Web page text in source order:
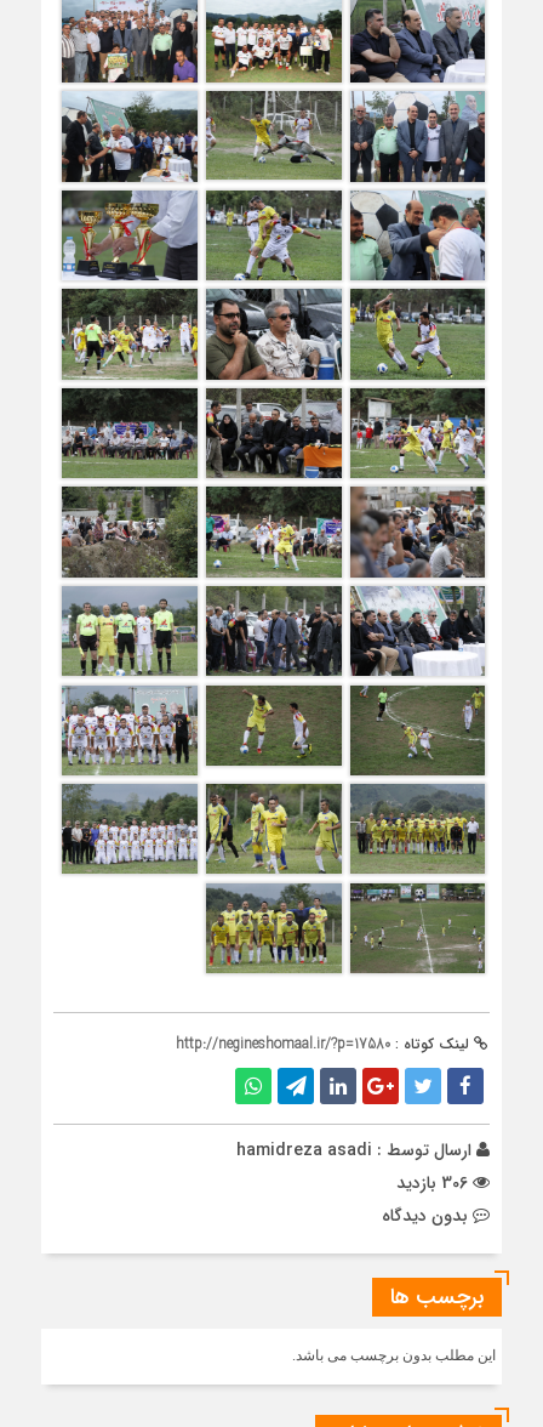
لینک کوتاه : http://negineshomaal.ir/?p=17580
ارسال توسط : hamidreza asadi
بدون دیدگاه
برچسب ها
این مطلب بدون برچسب می باشد.